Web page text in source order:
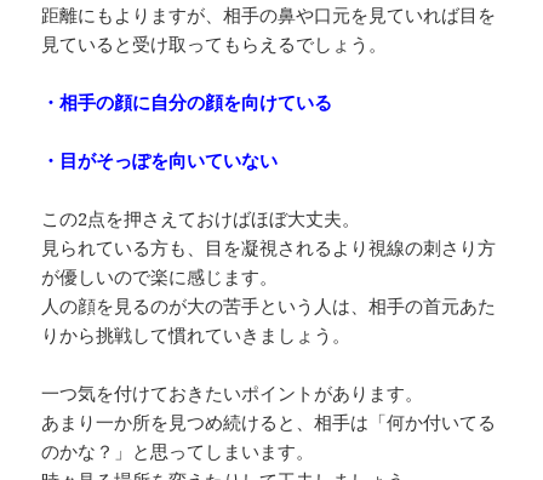
距離にもよりますが、相手の鼻や口元を見ていれば目を
見ていると受け取ってもらえるでしょう。
・相手の顔に自分の顔を向けている
・目がそっぽを向いていない
この2点を押さえておけばほぼ大丈夫。
見られている方も、目を凝視されるより視線の刺さり方
が優しいので楽に感じます。
人の顔を見るのが大の苦手という人は、相手の首元あた
りから挑戦して慣れていきましょう。
一つ気を付けておきたいポイントがあります。
あまり一か所を見つめ続けると、相手は「何か付いてる
のかな？」と思ってしまいます。